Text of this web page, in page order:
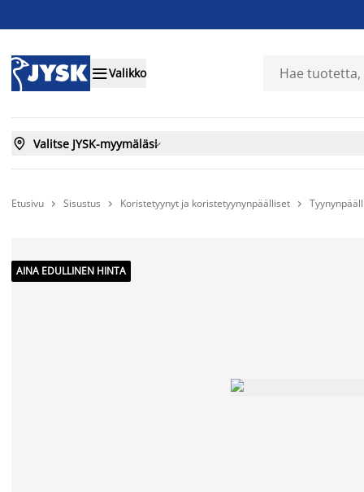
Valikko
 Valitse JYSK-myymäläsi
Etusivu  Sisustus  Koristetyynyt ja koristetyynynpäälliset 
AINA EDULLINEN HINTA